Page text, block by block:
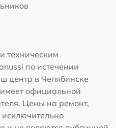
техническим
по истечении
центр в Челябинске
официальной
Цены на ремонт,